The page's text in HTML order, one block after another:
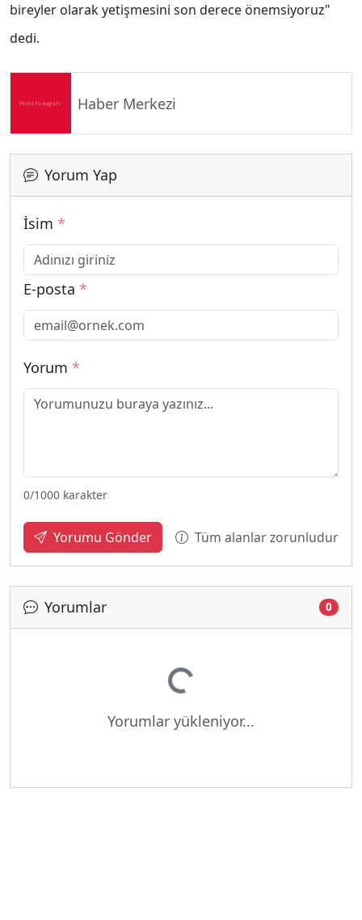
bireyler olarak yetişmesini son derece önemsiyoruz"
dedi.
Haber Merkezi
Yorum Yap
İsim *
E-posta *
Yorum *
0/1000 karakter
Yorumu Gönder Tüm alanlar zorunludur
Yorumlar 0
Yükleniyor...
Yorumlar yükleniyor...